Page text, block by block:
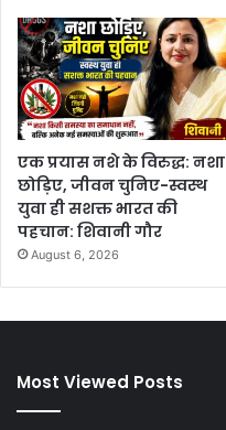
एक प्रयास नशे के विरुद्ध: नशा
छोड़िए, जीवन चुनिए-स्वस्थ
युवा ही सशक्त भारत की
पहचान: शिवानी गौर
August 6, 2026
Most Viewed Posts